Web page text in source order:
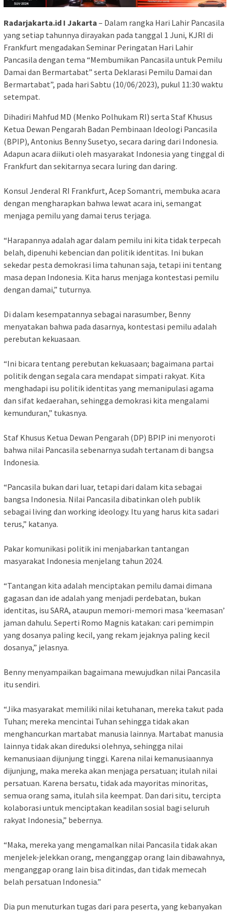
Radarjakarta.id I Jakarta – Dalam rangka Hari Lahir Pancasila
yang setiap tahunnya dirayakan pada tanggal 1 Juni, KJRI di
Frankfurt mengadakan Seminar Peringatan Hari Lahir
Pancasila dengan tema “Membumikan Pancasila untuk Pemilu
Damai dan Bermartabat” serta Deklarasi Pemilu Damai dan
Bermartabat”, pada hari Sabtu (10/06/2023), pukul 11:30 waktu
setempat.
Dihadiri Mahfud MD (Menko Polhukam RI) serta Staf Khusus
Ketua Dewan Pengarah Badan Pembinaan Ideologi Pancasila
(BPIP), Antonius Benny Susetyo, secara daring dari Indonesia.
Adapun acara diikuti oleh masyarakat Indonesia yang tinggal di
Frankfurt dan sekitarnya secara luring dan daring.
Konsul Jenderal RI Frankfurt, Acep Somantri, membuka acara
dengan mengharapkan bahwa lewat acara ini, semangat
menjaga pemilu yang damai terus terjaga.
“Harapannya adalah agar dalam pemilu ini kita tidak terpecah
belah, dipenuhi kebencian dan politik identitas. Ini bukan
sekedar pesta demokrasi lima tahunan saja, tetapi ini tentang
masa depan Indonesia. Kita harus menjaga kontestasi pemilu
dengan damai,” tuturnya.
Di dalam kesempatannya sebagai narasumber, Benny
menyatakan bahwa pada dasarnya, kontestasi pemilu adalah
perebutan kekuasaan.
“Ini bicara tentang perebutan kekuasaan; bagaimana partai
politik dengan segala cara mendapat simpati rakyat. Kita
menghadapi isu politik identitas yang memanipulasi agama
dan sifat kedaerahan, sehingga demokrasi kita mengalami
kemunduran,” tukasnya.
Staf Khusus Ketua Dewan Pengarah (DP) BPIP ini menyoroti
bahwa nilai Pancasila sebenarnya sudah tertanam di bangsa
Indonesia.
“Pancasila bukan dari luar, tetapi dari dalam kita sebagai
bangsa Indonesia. Nilai Pancasila dibatinkan oleh publik
sebagai living dan working ideology. Itu yang harus kita sadari
terus,” katanya.
Pakar komunikasi politik ini menjabarkan tantangan
masyarakat Indonesia menjelang tahun 2024.
“Tantangan kita adalah menciptakan pemilu damai dimana
gagasan dan ide adalah yang menjadi perdebatan, bukan
identitas, isu SARA, ataupun memori-memori masa ‘keemasan’
jaman dahulu. Seperti Romo Magnis katakan: cari pemimpin
yang dosanya paling kecil, yang rekam jejaknya paling kecil
dosanya,” jelasnya.
Benny menyampaikan bagaimana mewujudkan nilai Pancasila
itu sendiri.
“Jika masyarakat memiliki nilai ketuhanan, mereka takut pada
Tuhan; mereka mencintai Tuhan sehingga tidak akan
menghancurkan martabat manusia lainnya. Martabat manusia
lainnya tidak akan direduksi olehnya, sehingga nilai
kemanusiaan dijunjung tinggi. Karena nilai kemanusiaannya
dijunjung, maka mereka akan menjaga persatuan; itulah nilai
persatuan. Karena bersatu, tidak ada mayoritas minoritas,
semua orang sama, itulah sila keempat. Dan dari situ, tercipta
kolaborasi untuk menciptakan keadilan sosial bagi seluruh
rakyat Indonesia,” bebernya.
“Maka, mereka yang mengamalkan nilai Pancasila tidak akan
menjelek-jelekkan orang, menganggap orang lain dibawahnya,
menganggap orang lain bisa ditindas, dan tidak memecah
belah persatuan Indonesia.”
Dia pun menuturkan tugas dari para peserta, yang kebanyakan